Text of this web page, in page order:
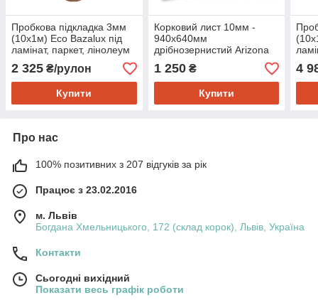
Пробкова підкладка 3мм
(10x1м) Eco Bazalux під
ламінат, паркет, лінолеум
2 325 ₴/рулон
Купити
Корковий лист 10мм -
940х640мм
дрібнозернистий Arizona
1 250₴
Купити
4
Про нас
100% позитивних з 207 відгуків за рік
Працює з 23.02.2016
м. Львів
Богдана Хмельницького, 172 (склад корок), Львів, Україна
Контакти
Сьогодні вихідний
Показати весь графік роботи